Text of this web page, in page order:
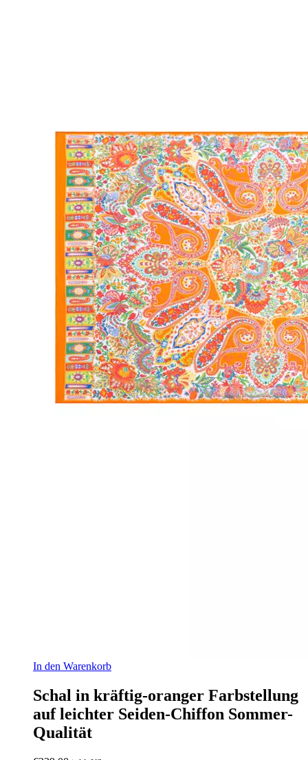
In den Warenkorb
Schal in kräftig-oranger Farbstellung
auf leichter Seiden-Chiffon Sommer-
Qualität